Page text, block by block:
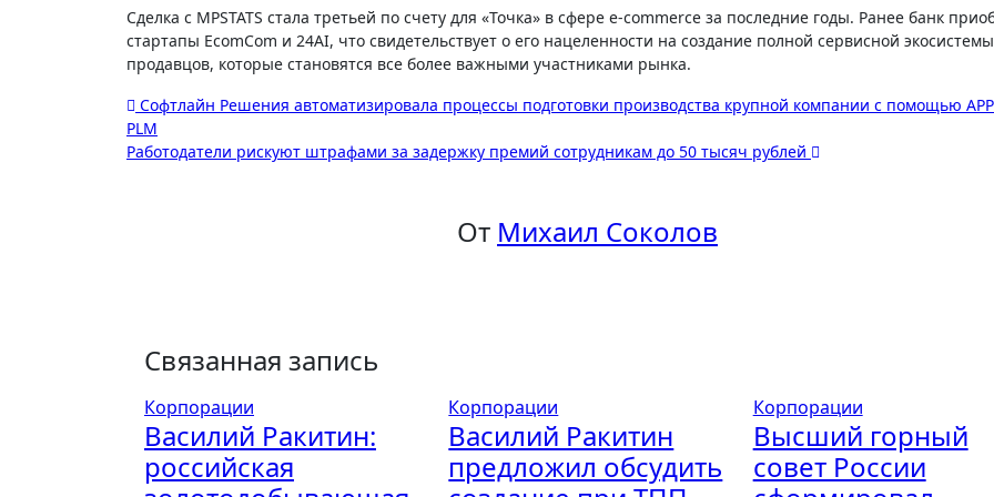
Сделка с MPSTATS стала третьей по счету для «Точка» в сфере e-commerce за последние годы. Ранее банк
стартапы EcomCom и 24AI, что свидетельствует о его нацеленности на создание полной сервисной
продавцов, которые становятся все более важными участниками рынка.
Навигация
по
Софтлайн Решения автоматизировала процессы подготовки производства крупной компании с помощью
PLM
Работодатели рискуют штрафами за задержку премий сотрудникам до 50 тысяч рублей
От Михаил Соколов
Связанная запись
Корпорации
Василий Ракитин:
российская
Корпорации
Василий Ракитин
предложил обсудить
Корпорации
Высший горный
совет России